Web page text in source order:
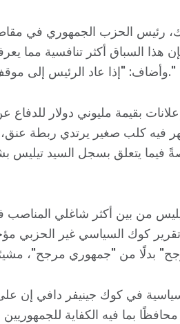
Shop
Back the Courts
العمل معنا
الصحافة
الإجراء
Vote
تبرع
هذا السباق أكثر تنافسية مما
وأضاف: "إذا عاد الرئيس إلى موقف محايد، فإن تيليس سيصبح نخبًا."
بقيمة مليوني دولار
فيه كلب صغير يرتدي ربطة
فيما يتعلق بسجل السيد
من بين أكثر شاغلي
تقرير كوك السياسي غير
في كوك جينيفر دافي إن
بما فيه الكفاية